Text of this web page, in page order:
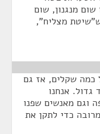
מנגנון, שום
מצליח",
כמה שקלים, אז גם
גדול. אנחנו
וגם מאנשים שפנו
כדי לתקן את